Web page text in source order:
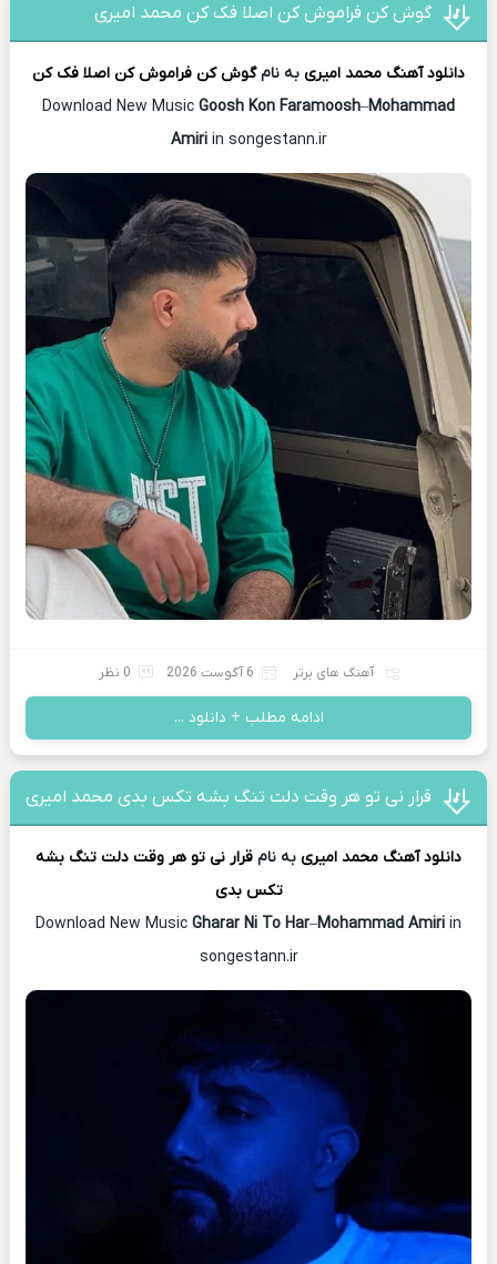
گوش کن فراموش کن اصلا فک کن محمد امیری
دانلود آهنگ محمد امیری به نامگوش کن فراموش کن اصلا فک کن
Download New Music Goosh Kon Faramoosh–Mohammad
Amiriin songestann.ir
آهنگ های برتر 6 آگوست 2026 0 نظر
ادامه مطلب + دانلود ...
قرار نی تو هر وقت دلت تنگ بشه تکس بدی محمد امیری
دانلود آهنگ محمد امیری به نام قرار نی تو هر وقت دلت تنگ بشه
تکس بدی
Download New Music Gharar Ni To Har–Mohammad Amiri in
songestann.ir